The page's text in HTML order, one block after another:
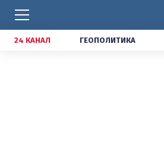
24 КАНАЛ ГЕОПОЛИТИКА